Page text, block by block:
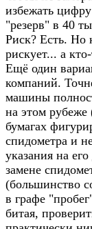
избежать
"резерв" в 40
Риск? Есть. Но
рискует... а
Ещё один
компаний.
машины
на этом рубеже
бумагах
спидометра и
указания на
замене
(большинство
в графе
битая,